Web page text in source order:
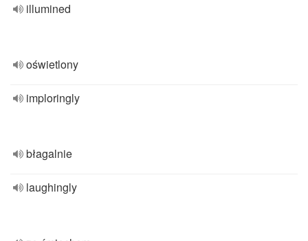
illumined
oświetlony
imploringly
błagalnie
laughingly